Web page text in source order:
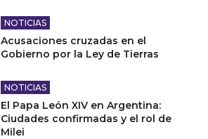
NOTICIAS
Acusaciones cruzadas en el
Gobierno por la Ley de Tierras
NOTICIAS
El Papa León XIV en Argentina:
Ciudades confirmadas y el rol de
Milei